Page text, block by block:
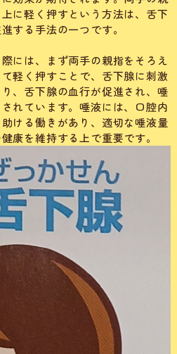
に軽く押すという方法は、舌下
する手法の一つです。
には、まず両手の親指をそろえ
軽く押すことで、舌下腺に刺激
、舌下腺の血行が促進され、唾
れています。唾液には、口腔内
ける働きがあり、適切な唾液量
康を維持する上で重要です。